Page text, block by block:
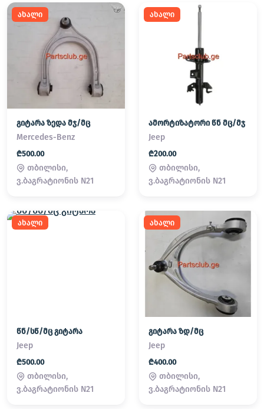
ახალი
გიტარა ზედა მჯ/მც
Mercedes-Benz
₾500.00
თბილისი,
ვ.ბაგრატიონის N21
ახალი
ამორტიზატორი წნ მც/მჯ
Jeep
₾200.00
თბილისი,
ვ.ბაგრატიონის N21
ახალი
წნ/სწ/მც გიტარა
Jeep
₾500.00
თბილისი,
ვ.ბაგრატიონის N21
ახალი
გიტარა ზდ/მც
Jeep
₾400.00
თბილისი,
ვ.ბაგრატიონის N21